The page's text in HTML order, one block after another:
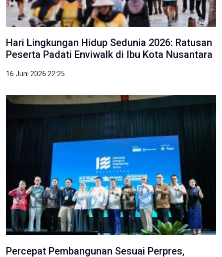
Hari Lingkungan Hidup Sedunia 2026: Ratusan
Peserta Padati Enviwalk di Ibu Kota Nusantara
16 Juni 2026 22:25
Percepat Pembangunan Sesuai Perpres,